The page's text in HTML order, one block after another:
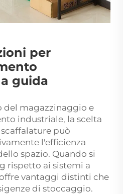
per
guida
del magazzinaggio e
industriale, la scelta
può
l'efficienza
spazio. Quando si
rispetto ai sistemi a
vantaggi distinti che
di stoccaggio.